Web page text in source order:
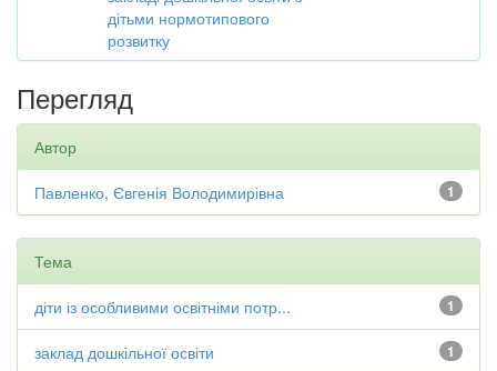
дітьми нормотипового
розвитку
Перегляд
Автор
1
Павленко, Євгенія Володимирівна
Тема
1
діти із особливими освітніми потр...
1
заклад дошкільної освіти